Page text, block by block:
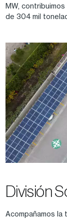
MW,
de 304 mil
División
Acompañamos la